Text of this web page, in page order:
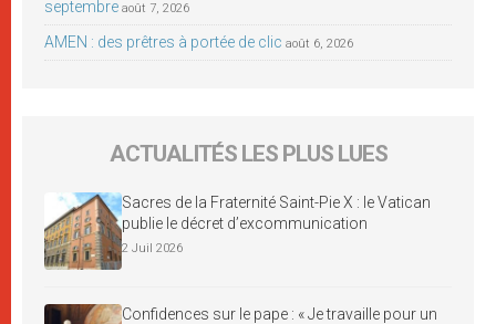
septembre août 7, 2026
AMEN : des prêtres à portée de clic août 6, 2026
ACTUALITÉS LES PLUS LUES
Sacres de la Fraternité Saint-Pie X : le Vatican
publie le décret d’excommunication
2 Juil 2026
Confidences sur le pape : « Je travaille pour un